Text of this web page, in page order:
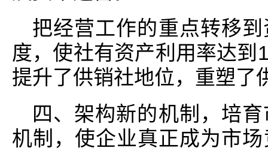
把经营工作的重点转移
度，使社有资产利用率达
提升了供销社地位，重塑了
四、架构新的机制，培
机制，使企业真正成为市